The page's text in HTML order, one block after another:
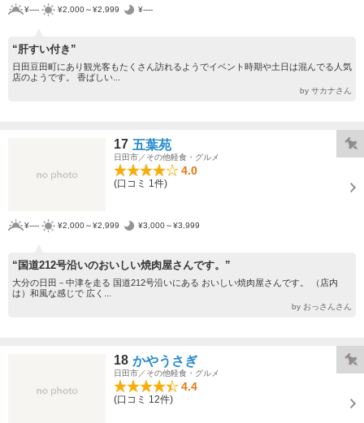
¥---- ¥2,000～¥2,999 ¥----
“肝すい付き”
日田豆田町にあり観光客もたくさん訪れるようでイベント時期や土日は混んでる人気
店のようです。 香ばしい...
by サカナさん
17 五葉苑
日田市／その他軽食・グルメ
4.0
(口コミ 1件)
¥---- ¥2,000～¥2,999 ¥3,000～¥3,999
“国道212号沿いのおいしい焼肉屋さんです。”
大分の日田－中津を走る 国道212号沿いにある おいしい焼肉屋さんです。 （店内
は）和風な感じで 広く...
by おっさんさん
18 かやうさぎ
日田市／その他軽食・グルメ
4.4
(口コミ 12件)